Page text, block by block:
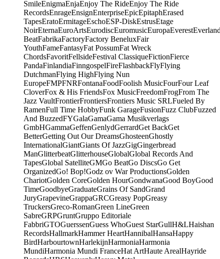
SmileEnigmaEnjaEnjoy The RideEnjoy The Ride
RecordsEnrageEnsignEnterpriseEpicEpitaphErased
TapesEratoErmitageEschoESP-DiskEstrusEtage
NoirEternaEuroArtsEurodiscEuromusicEuropaEverest
BeatFabrikaFactoryFactory BeneluxFair
YouthFameFantasyFat PossumFat Wreck
ChordsFavoritFellsideFestival ClassiqueFictionFierce
PandaFinlandiaFinngospelFireFlashbackFlyFlying
DutchmanFlying HighFlying Nun
EuropeFMPFNRFontanaFoodFoolish MusicFourFour Leaf
CloverFox & His FriendsFox MusicFreedomFrogFrom The
Jazz VaultFrontierFrontiersFrontiers Music SRLFueled By
RamenFull Time HobbyFunk GarageFusionFuzz ClubFuzzed
And BuzzedFYGalaGamaGama Musikverlags
GmbHGammaGeffenGenlydGerrardGet BackGet
BetterGetting Out Our DreamsGhosteenGhostly
InternationalGiantGiants Of JazzGigGingerbread
ManGlitterbeatGlitterhouseGlobalGlobal Records And
TapesGlobal SatelliteGMGo BeatGo DiscsGo Get
OrganizedGo! Bop!Godz ov War ProductionsGolden
ChariotGolden CoreGolden HourGondwanaGood BoyGood
TimeGoodbyeGraduateGrains Of SandGrand
JuryGrapevineGrappaGRCGreasy PopGreasy
TruckersGreco-RomanGreen LineGreen
SabreGRPGruntGruppo Editoriale
FabbriGTOGuerssenGuess WhoGuest StarGullH&LHaishan
RecordsHallmarkHammer HeartHannibalHansaHappy
BirdHarbourtownHarlekijnHarmoniaHarmonia
MundiHarmonia Mundi FranceHat ArtHaute ArealHayride